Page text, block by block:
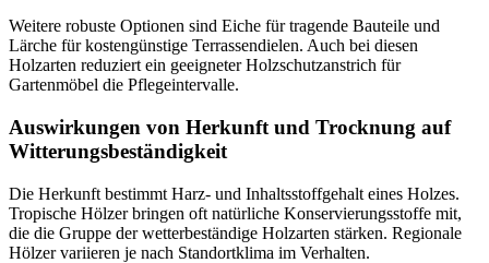
Weitere robuste Optionen sind Eiche für tragende Bauteile und
Lärche für kostengünstige Terrassendielen. Auch bei diesen
Holzarten reduziert ein geeigneter Holzschutzanstrich für
Gartenmöbel die Pflegeintervalle.
Auswirkungen von Herkunft und Trocknung auf
Witterungsbeständigkeit
Die Herkunft bestimmt Harz- und Inhaltsstoffgehalt eines Holzes.
Tropische Hölzer bringen oft natürliche Konservierungsstoffe mit,
die die Gruppe der wetterbeständige Holzarten stärken. Regionale
Hölzer variieren je nach Standortklima im Verhalten.